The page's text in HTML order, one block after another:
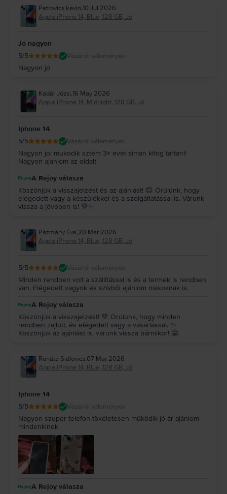
Petrovics kevin,10 Jul 2026
Apple iPhone 14, Blue, 128 GB, Jó
Jó nagyon
5/5 Vásárlói vélemények
Nagyon jó
Kádár Józsi,16 May 2026
Apple iPhone 14, Midnight, 128 GB, Jó
Iphone 14
5/5 Vásárlói vélemények
Nagyon jol mukodik sztem 3+ evet siman kifog tartani!
Nagyon ajanlom az oldalt
A Rejoy válasza
Köszönjük a visszajelzést és az ajánlást! 😊 Örülünk, hogy
elégedett vagy a készülékkel és a szolgáltatással is. Várunk
vissza a jövőben is! 💚✨
Pázmány Éva,20 Mar 2026
Apple iPhone 14, Blue, 128 GB, Jó
5/5 Vásárlói vélemények
Minden rendben volt a szállítással is és a termek is rendben
van. Elégedett vagyok és szívből ajánlom másoknak is.
A Rejoy válasza
Köszönjük a visszajelzést! 💚 Örülünk, hogy minden
rendben zajlott, és elégedett vagy a vásárlással. ✨
Köszönjük az ajánlást is, várunk vissza bármikor! 🤗
Renáta Sidlovics,07 Mar 2026
Apple iPhone 14, Blue, 128 GB, Jó
Iphone 14
5/5 Vásárlói vélemények
Nagyon szuper telefon tökéletesen működik jó ár ajánlom
mindenkinek
A Rejoy válasza